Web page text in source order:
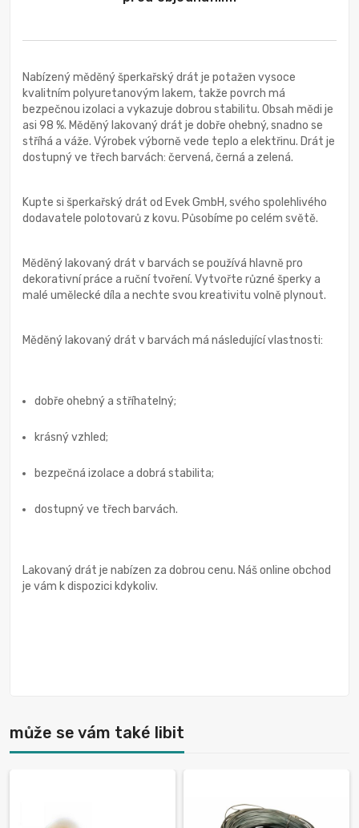
Nabízený měděný šperkařský drát je potažen vysoce
kvalitním polyuretanovým lakem, takže povrch má
bezpečnou izolaci a vykazuje dobrou stabilitu. Obsah mědi je
asi 98 %. Měděný lakovaný drát je dobře ohebný, snadno se
stříhá a váže. Výrobek výborně vede teplo a elektřinu. Drát je
dostupný ve třech barvách: červená, černá a zelená.
Kupte si šperkařský drát od Evek GmbH, svého spolehlivého
dodavatele polotovarů z kovu. Působíme po celém světě.
Měděný lakovaný drát v barvách se používá hlavně pro
dekorativní práce a ruční tvoření. Vytvořte různé šperky a
malé umělecké díla a nechte svou kreativitu volně plynout.
Měděný lakovaný drát v barvách má následující vlastnosti:
dobře ohebný a stříhatelný;
krásný vzhled;
bezpečná izolace a dobrá stabilita;
dostupný ve třech barvách.
Lakovaný drát je nabízen za dobrou cenu. Náš online obchod
je vám k dispozici kdykoliv.
může se vám také libit